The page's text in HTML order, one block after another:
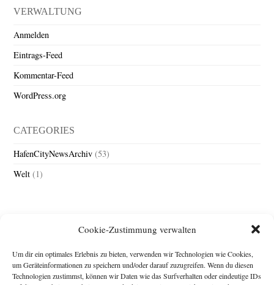
Cookie-Zustimmung verwalten
Um dir ein optimales Erlebnis zu bieten, verwenden wir Technologien wie Cookies,
um Geräteinformationen zu speichern und/oder darauf zuzugreifen. Wenn du diesen
Technologien zustimmst, können wir Daten wie das Surfverhalten oder eindeutige IDs
VERWALTUNG
Anmelden
Eintrags-Feed
Kommentar-Feed
WordPress.org
CATEGORIES
HafenCityNewsArchiv (53)
Welt (1)